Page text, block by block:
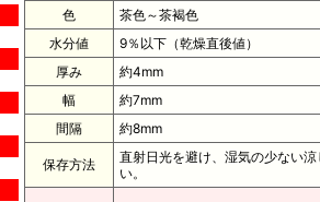
色
茶色～茶褐色
水分値
9％以下（乾燥直後値）
厚み
約4mm
幅
約7mm
間隔
約8mm
保存方法
直射日光を避け、湿気の少ない
い。